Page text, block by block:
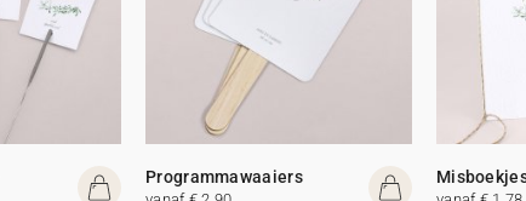
Programmawaaiers